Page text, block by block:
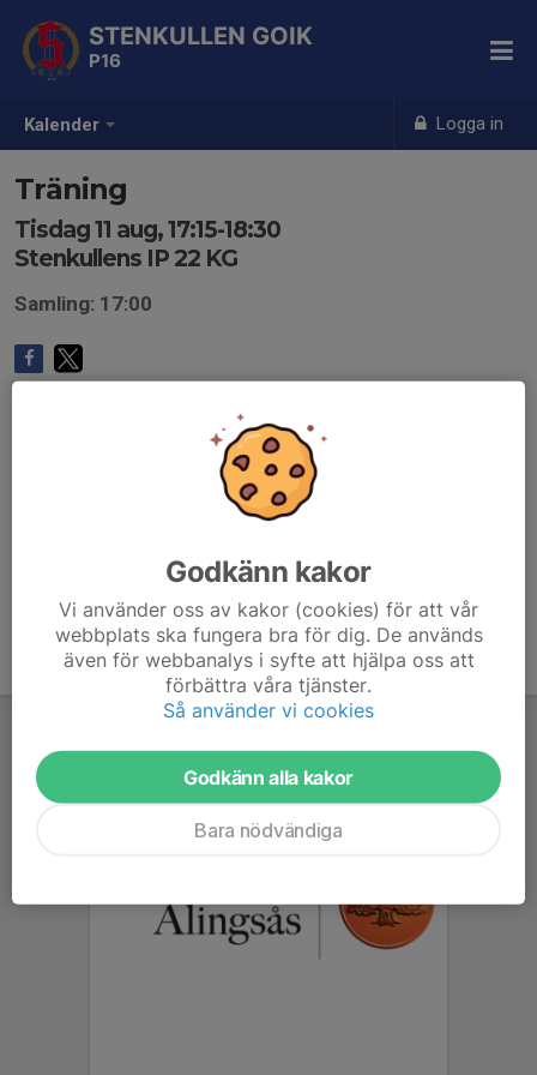
Kalender Logga in
STENKULLEN GOIK
P16
Träning
Tisdag 11 aug, 17:15-18:30
Stenkullens IP 22 KG
Samling: 17:00
Godkänn kakor
Vi använder oss av kakor (cookies) för att vår
webbplats ska fungera bra för dig. De används
även för webbanalys i syfte att hjälpa oss att
förbättra våra tjänster.
Så använder vi cookies
Godkänn alla kakor
Bara nödvändiga